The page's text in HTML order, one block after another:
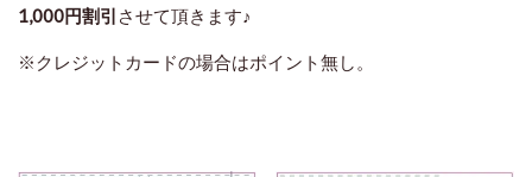
1,000円割引 させて頂きます♪
※クレジットカードの場合はポイント無し。